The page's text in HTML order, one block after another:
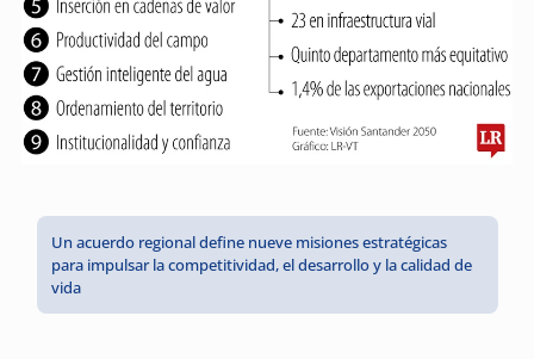
Un acuerdo regional define nueve misiones estratégicas
para impulsar la competitividad, el desarrollo y la calidad de
vida